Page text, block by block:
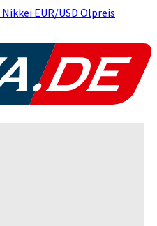
Nikkei EUR/USD Ölpreis